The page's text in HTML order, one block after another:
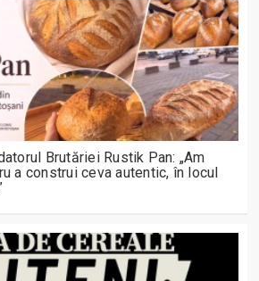
Brutăriei Rustik Pan: „Am
a construi ceva autentic, în locul